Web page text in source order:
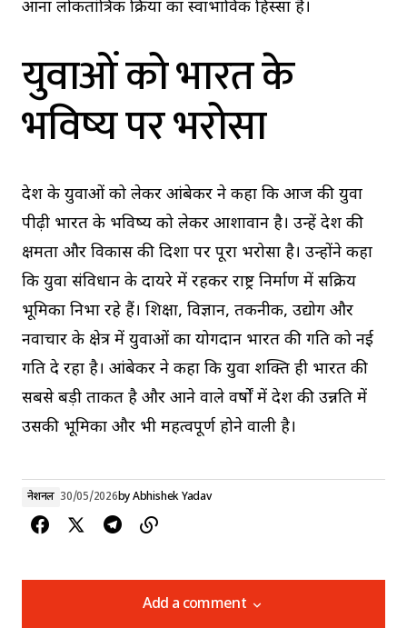
आना लोकतांत्रिक प्रक्रिया का स्वाभाविक हिस्सा है।
युवाओं को भारत के
भविष्य पर भरोसा
देश के युवाओं को लेकर आंबेकर ने कहा कि आज की युवा
पीढ़ी भारत के भविष्य को लेकर आशावान है। उन्हें देश की
क्षमता और विकास की दिशा पर पूरा भरोसा है। उन्होंने कहा
कि युवा संविधान के दायरे में रहकर राष्ट्र निर्माण में सक्रिय
भूमिका निभा रहे हैं। शिक्षा, विज्ञान, तकनीक, उद्योग और
नवाचार के क्षेत्र में युवाओं का योगदान भारत की प्रगति को नई
गति दे रहा है। आंबेकर ने कहा कि युवा शक्ति ही भारत की
सबसे बड़ी ताकत है और आने वाले वर्षों में देश की उन्नति में
उसकी भूमिका और भी महत्वपूर्ण होने वाली है।
नेशनल 30/05/2026byAbhishek Yadav
Add a comment